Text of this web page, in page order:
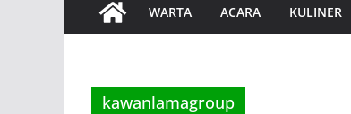
WARTA ACARA KULINER
kawanlamagroup